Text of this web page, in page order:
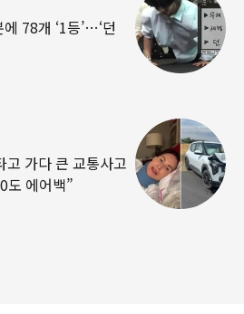
78개 ‘1등’…‘던
가다 큰 교통사고
도 에어백”